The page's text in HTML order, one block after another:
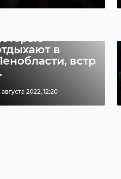
в
встр
августа 2022, 12:20